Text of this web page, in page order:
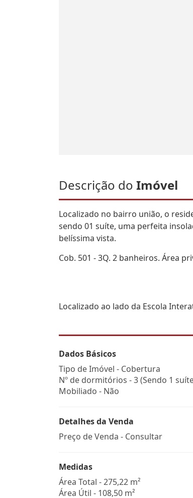
Descrição do Imóvel
Localizado no bairro união, o
sendo 01 suíte, uma perfeita
belíssima vista.
Cob. 501 - 3Q. 2 banheiros. Área
Localizado ao lado da Escola
Dados Básicos
Tipo de Imóvel - Cobertura
Nº de dormitórios - 3 (Sendo 1
Mobiliado - Não
Detalhes da Venda
Preço de Venda - Consultar
Medidas
Área Total - 275,22 m²
Área Útil - 108,50 m²